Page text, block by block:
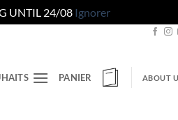
UNTIL 24/08 Ignorer
PANIER ABOUT